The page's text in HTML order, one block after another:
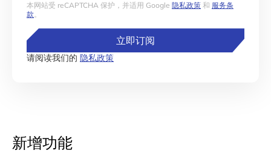
本网站受 reCAPTCHA 保护，并适用 Google 隐私政策 和 服务条
款。
立即订阅
请阅读我们的 隐私政策
新增功能